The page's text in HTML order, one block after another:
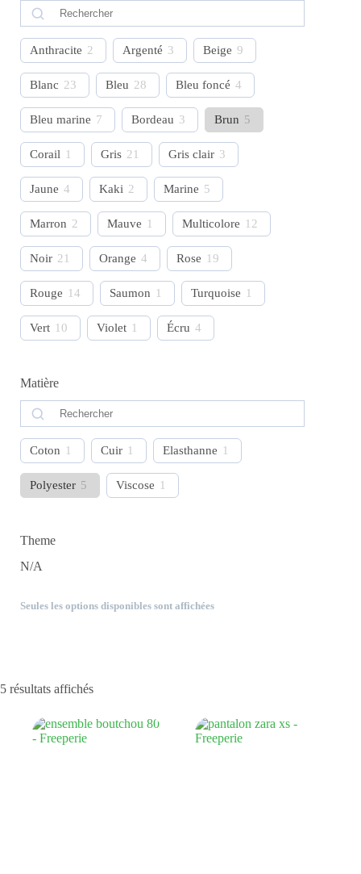
5 résultats affichésTrié
plus
récent
Anthracite 2 Argenté 3 Beige 9
Blanc 23 Bleu 28 Bleu foncé 4
Bleu marine 7 Bordeau 3 Brun 5
Corail 1 Gris 21 Gris clair 3
Jaune 4 Kaki 2 Marine 5
Marron 2 Mauve 1 Multicolore 12
Noir 21 Orange 4 Rose 19
Rouge 14 Saumon 1 Turquoise 1
Vert 10 Violet 1 Écru 4
Matière
Coton 1 Cuir 1 Elasthanne 1
Polyester 5 Viscose 1
Theme
N/A
Seules les options disponibles sont affichées